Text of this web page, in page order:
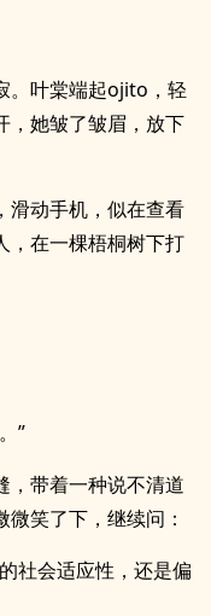
。叶棠端起ojito，轻
，她皱了皱眉，放下
滑动手机，似在查看
，在一棵梧桐树下打
”
，带着一种说不清道
笑了下，继续问：
社会适应性，还是偏